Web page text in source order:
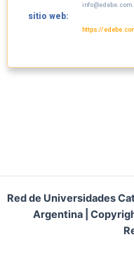
sitio web:
https://
Red de Universidades
Argentina |